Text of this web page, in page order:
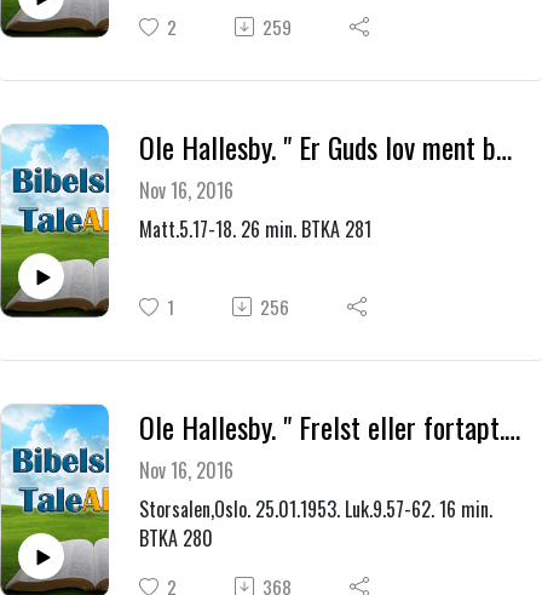
2 259
Ole Hallesby. " Er Guds lov ment bokstavelig? "
Nov 16, 2016
Matt.5.17-18. 26 min. BTKA 281
1 256
Ole Hallesby. " Frelst eller fortapt." ( "Helvetestalen" NRK )
Nov 16, 2016
Storsalen,Oslo. 25.01.1953. Luk.9.57-62. 16 min.
BTKA 280
2 368